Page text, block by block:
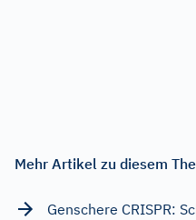
Mehr Artikel zu diesem
Genschere CRISPR: